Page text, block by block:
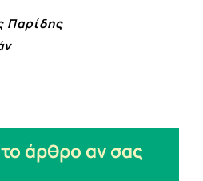
Παρίδης
άρθρο αν σας